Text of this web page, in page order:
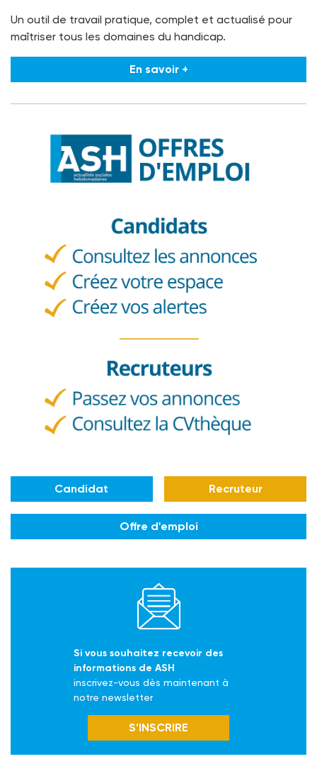
Un outil de travail pratique, complet et actualisé pour
maîtriser tous les domaines du handicap.
En savoir +
Candidat Recruteur
Offre d'emploi
Si vous souhaitez recevoir des
informations de ASH
inscrivez-vous dès maintenant à
notre newsletter
S’INSCRIRE